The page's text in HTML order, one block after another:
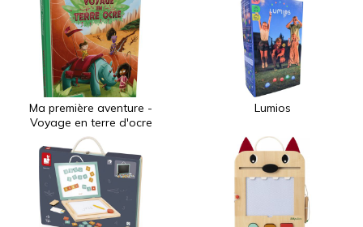
Ma première aventure -
Voyage en terre d'ocre
Lumios